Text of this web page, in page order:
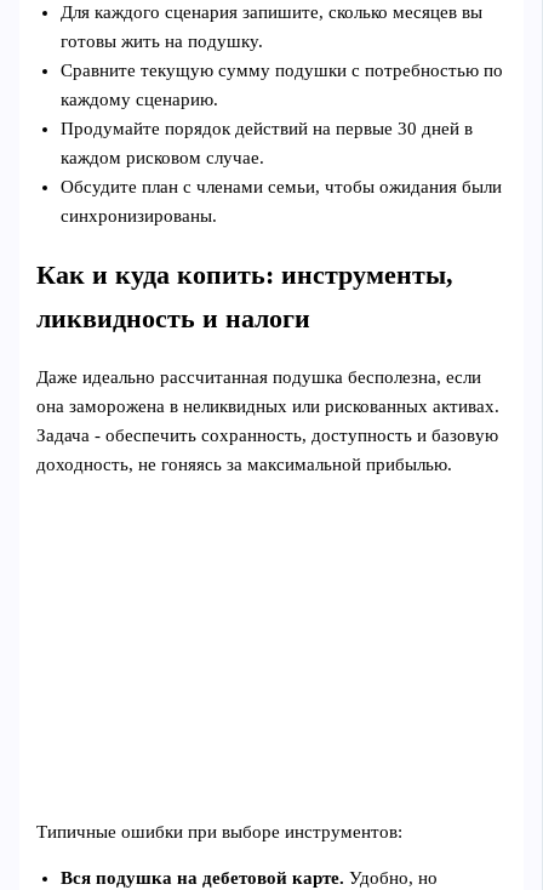
Для каждого сценария запишите, сколько месяцев вы
готовы жить на подушку.
Сравните текущую сумму подушки с потребностью по
каждому сценарию.
Продумайте порядок действий на первые 30 дней в
каждом рисковом случае.
Обсудите план с членами семьи, чтобы ожидания были
синхронизированы.
Как и куда копить: инструменты,
ликвидность и налоги
Даже идеально рассчитанная подушка бесполезна, если
она заморожена в неликвидных или рискованных активах.
Задача - обеспечить сохранность, доступность и базовую
доходность, не гоняясь за максимальной прибылью.
Типичные ошибки при выборе инструментов:
Вся подушка на дебетовой карте. Удобно, но